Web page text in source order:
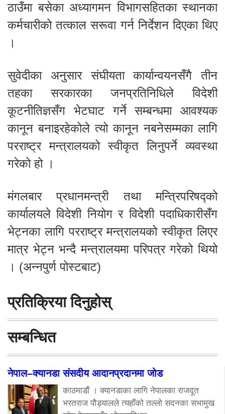
ठाउँमा बसेका अध्यागमन विभागसहितका स्थानका
कर्मचारीको तत्काल सरूवा गर्न निर्देशन दिएका थिए
।
सुवेदीका अनुसार संघीयता कार्यान्वयनसँगै तीन
तहका सरकारका जनप्रतिनिधिले विदेशी
कूटनीतिज्ञसँग भेटघाट गर्ने सम्बन्धमा आवश्यक
कानून बनाइरहेकोले त्यो कानून नबनेसम्मका लागि
परराष्ट्र मन्त्रालयको स्वीकृत लिनुपर्ने व्यवस्था
गरेको हो ।
मंगलबार प्रधानमन्त्री तथा मन्त्रिपरिषद्को
कार्यालयले विदेशी नियोग र विदेशी पदाधिकारीसँग
भेट्नका लागि परराष्ट्र मन्त्रालयको स्वीकृत लिएर
मात्र भेट्न भन्दै मन्त्रालयमा परिपत्र गरेको थियो
। (अन्नपुर्ण पोस्टबाट)
प्रतिक्रिया दिनुहोस्
सम्बन्धित
नेपाल–क्यानडा संसदीय आदानप्रदानमा जोड
काठमाडौं । क्यानडाका लागि नेपालका राजदूत
भरतराज पौड्यालले त्यहाँको तल्लो सदनका सभामुख